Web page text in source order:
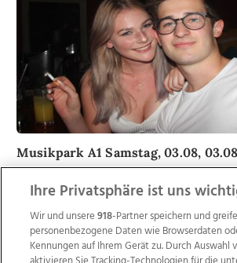
Musikpark A1 Samstag, 03.08,
44
Bilder
Ihre Privatsphäre ist uns
Wir und unsere918-Partner speichern und
personenbezogene Daten wie Browserdaten
Kennungen auf Ihrem Gerät zu. Durch Auswahl